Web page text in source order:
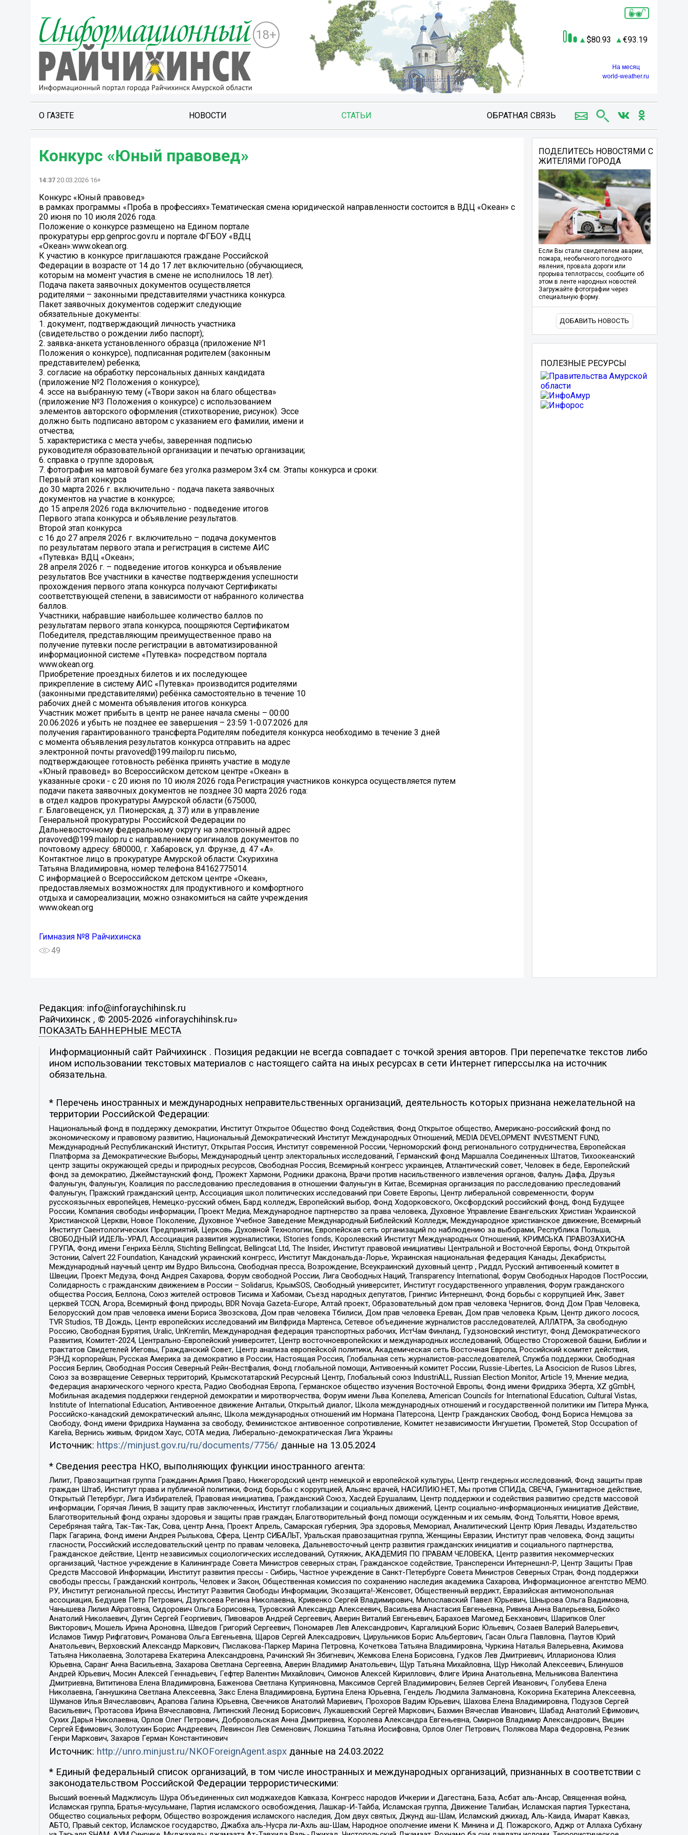
18+ 80.93 93.19
На месяц
world-weather.ru
О ГАЗЕТЕ НОВОСТИ СТАТЬИ ОБРАТНАЯ СВЯЗЬ
Конкурс «Юный правовед»
14:37 20.03.2026 16+
Конкурс «Юный правовед»
в рамках программы «Проба в профессиях».Тематическая смена юридической направленности состоится в ВДЦ «Океан» с
20 июня по 10 июля 2026 года.
Положение о конкурсе размещено на Едином портале
прокуратуры epp.genproc.gov.ru и портале ФГБОУ «ВДЦ
«Океан»:www.okean.org.
К участию в конкурсе приглашаются граждане Российской
Федерации в возрасте от 14 до 17 лет включительно (обучающиеся,
которым на момент участия в смене не исполнилось 18 лет).
Подача пакета заявочных документов осуществляется
родителями – законными представителями участника конкурса.
Пакет заявочных документов содержит следующие
обязательные документы:
1. документ, подтверждающий личность участника
(свидетельство о рождении либо паспорт);
2. заявка-анкета установленного образца (приложение №1
Положения о конкурсе), подписанная родителем (законным
представителем) ребенка;
3. согласие на обработку персональных данных кандидата
(приложение №2 Положения о конкурсе);
4. эссе на выбранную тему («Твори закон на благо общества»
(приложение №3 Положения о конкурсе) с использованием
элементов авторского оформления (стихотворение, рисунок). Эссе
должно быть подписано автором с указанием его фамилии, имени и
отчества;
5. характеристика с места учебы, заверенная подписью
руководителя образовательной организации и печатью организации;
6. справка о группе здоровья;
7. фотография на матовой бумаге без уголка размером 3х4 см. Этапы конкурса и сроки:
Первый этап конкурса
до 30 марта 2026 г. включительно - подача пакета заявочных
документов на участие в конкурсе;
до 15 апреля 2026 года включительно - подведение итогов
Первого этапа конкурса и объявление результатов.
Второй этап конкурса
с 16 до 27 апреля 2026 г. включительно – подача документов
по результатам первого этапа и регистрация в системе АИС
«Путевка» ВДЦ «Океан»;
28 апреля 2026 г. – подведение итогов конкурса и объявление
результатов Все участники в качестве подтверждения успешности
прохождения первого этапа конкурса получают Сертификаты
соответствующей степени, в зависимости от набранного количества
баллов.
Участники, набравшие наибольшее количество баллов по
результатам первого этапа конкурса, поощряются Сертификатом
Победителя, представляющим преимущественное право на
получение путевки после регистрации в автоматизированной
информационной системе «Путевка» посредством портала
www.okean.org.
Приобретение проездных билетов и их последующее
прикрепление в систему АИС «Путевка» производится родителями
(законными представителями) ребёнка самостоятельно в течение 10
рабочих дней с момента объявления итогов конкурса.
Участник может прибыть в центр не ранее начала смены – 00:00
20.06.2026 и убыть не позднее ее завершения – 23:59 1-0.07.2026 для
получения гарантированного трансферта.Родителям победителя конкурса необходимо в течение 3 дней
с момента объявления результатов конкурса отправить на адрес
электронной почты pravoved@199.mailop.ru письмо,
подтверждающее готовность ребёнка принять участие в модуле
«Юный правовед» во Всероссийском детском центре «Океан» в
указанные сроки - с 20 июня по 10 июля 2026 года.Регистрация участников конкурса осуществляется путем
подачи пакета заявочных документов не позднее 30 марта 2026 года:
в отдел кадров прокуратуры Амурской области (675000,
г. Благовещенск, ул. Пионерская, д. 37) или в управление
Генеральной прокуратуры Российской Федерации по
Дальневосточному федеральному округу на электронный адрес
pravoved@199.mailop.ru с направлением оригиналов документов по
почтовому адресу: 680000, г. Хабаровск, ул. Фрунзе, д. 47 «А».
Контактное лицо в прокуратуре Амурской области: Скурихина
Татьяна Владимировна, номер телефона 84162775014.
С информацией о Всероссийском детском центре «Океан»,
предоставляемых возможностях для продуктивного и комфортного
отдыха и самореализации, можно ознакомиться на сайте учреждения
www.okean.org
Гимназия №8 Райчихинска
49
ПОДЕЛИТЕСЬ НОВОСТЯМИ С
ЖИТЕЛЯМИ ГОРОДА
Если Вы стали свидетелем аварии,
пожара, необычного погодного
явления, провала дороги или
прорыва теплотрассы, сообщите об
этом в ленте народных новостей.
Загружайте фотографии через
специальную форму.
ДОБАВИТЬ НОВОСТЬ
ПОЛЕЗНЫЕ РЕСУРСЫ
Редакция: info@inforaychihinsk.ru
Райчихинск , © 2005-2026 «inforaychihinsk.ru»
ПОКАЗАТЬ БАННЕРНЫЕ МЕСТА
Информационный сайт Райчихинск . Позиция редакции не всегда совпадает с точкой зрения авторов. При перепечатке текстов либо
ином использовании текстовых материалов с настоящего сайта на иных ресурсах в сети Интернет гиперссылка на источник
обязательна.
* Перечень иностранных и международных неправительственных организаций, деятельность которых признана нежелательной на
территории Российской Федерации:
Национальный фонд в поддержку демократии, Институт Открытое Общество Фонд Содействия, Фонд Открытое общество, Американо-российский фонд по
экономическому и правовому развитию, Национальный Демократический Институт Международных Отношений, MEDIA DEVELOPMENT INVESTMENT FUND,
Международный Республиканский Институт, Открытая Россия, Институт современной России, Черноморский фонд регионального сотрудничества, Европейская
Платформа за Демократические Выборы, Международный центр электоральных исследований, Германский фонд Маршалла Соединенных Штатов, Тихоокеанский
центр защиты окружающей среды и природных ресурсов, Свободная Россия, Всемирный конгресс украинцев, Атлантический совет, Человек в беде, Европейский
фонд за демократию, Джеймстаунский фонд, Прожект Хармони, Родники дракона, Врачи против насильственного извлечения органов, Фалунь Дафа, Друзья
Фалуньгун, Фалуньгун, Коалиция по расследованию преследования в отношении Фалуньгун в Китае, Всемирная организация по расследованию преследований
Фалуньгун, Пражский гражданский центр, Ассоциация школ политических исследований при Совете Европы, Центр либеральной современности, Форум
русскоязычных европейцев, Немецко-русский обмен, Бард колледж, Европейский выбор, Фонд Ходорковского, Оксфордский российский фонд, Фонд Будущее
России, Компания свободы информации, Проект Медиа, Международное партнерство за права человека, Духовное Управление Евангельских Христиан Украинской
Христианской Церкви, Новое Поколение, Духовное Учебное Заведение Международный Библейский Колледж, Международное христианское движение, Всемирный
Институт Саентологических Предприятий, Церковь Духовной Технологии, Европейская сеть организаций по наблюдению за выборами, Республика Польша,
СВОБОДНЫЙ ИДЕЛЬ-УРАЛ, Ассоциация развития журналистики, IStories fonds, Королевский Институт Международных Отношений, КРИМСЬКА ПРАВОЗАХИСНА
ГРУПА, Фонд имени Генриха Бёлля, Stichting Bellingcat, Bellingcat Ltd, The Insider, Институт правовой инициативы Центральной и Восточной Европы, Фонд Открытой
Эстонии, Calvert 22 Foundation, Канадский украинский конгресс, Институт Макдональда-Лорье, Украинская национальная федерация Канады, Декабристы,
Международный научный центр им Вудро Вильсона, Свободная пресса, Возрождение, Всеукраинский духовный центр , Риддл, Русский антивоенный комитет в
Швеции, Проект Медуза, Фонд Андрея Сахарова, Форум свободной России, Лига Свободных Наций, Transparеncy International, Форум Свободных Народов ПостРоссии,
Солидарность с гражданским движением в России – Solidarus, КрымSOS, Свободный университет, Институт государственного управления, Форум гражданского
общества Россия, Беллона, Союз жителей островов Тисима и Хабомаи, Съезд народных депутатов, Гринпис Интернешнл, Фонд борьбы с коррупцией Инк, Завет
церквей TCCN, Агора, Всемирный фонд природы, BDR Novaja Gazeta-Europe, Алтай проект, Образовательный дом прав человека Чернигов, Фонд Дом Прав Человека,
Белорусский дом прав человека имени Бориса Звозскова, Дом прав человека Тбилиси, Дом прав человека Ереван, Дом прав человека Крым, Центр дикого лосося,
TVR Studios, ТВ Дождь, Центр европейских исследований им Вилфрида Мартенса, Сетевое объединение журналистов расследователей, АЛЛАТРА, За свободную
Россию, Свободная Бурятия, Uralic, UnKremlin, Международная федерация транспортных рабочих, ИстЧам Финланд, Гудзоновский институт, Фонд Демократического
Развития, Комитет-2024, Центрально-Европейский университет, Центр восточноевропейских и международных исследований, Общество Сторожевой башни, Библии и
трактатов Свидетелей Иеговы, Гражданский Совет, Центр анализа европейской политики, Академическая сеть Восточная Европа, Российский комитет действия,
РЭНД корпорейшн, Русская Америка за демократию в России, Настоящая Россия, Глобальная сеть журналистов-расследователей, Служба поддержки, Свободная
Россия Берлин, Свободная Россия Северный Рейн-Вестфалия, Фонд глобальной помощи, Антивоенный комитет России, Russie-Libertes, La Asocicion de Rusos Libres,
Союз за возвращение Северных территорий, Крымскотатарский Ресурсный Центр, Глобальный союз IndustriALL, Russian Election Monitor, Article 19, Мнение медиа,
Федерация анархического черного креста, Радио Свободная Европа, Германское общество изучения Восточной Европы, Фонд имени Фридриха Эберта, XZ gGmbH,
Мобильная академия поддержки гендерной демократии и миротворчества, Форум имени Льва Копелева, American Councils for International Education, Cultural Vistas,
Institute of International Education, Антивоенное движение Антальи, Открытый диалог, Школа международных отношений и государственной политики им Питера Мунка,
Российско-канадский демократический альянс, Школа международных отношений им Нормана Патерсона, Центр Гражданских Свобод, Фонд Бориса Немцова за
Свободу, Фонд имени Фридриха Науманна за свободу, Феминистское антивоенное сопротивление, Комитет независимости Ингушетии, Прометей, Stop Occupation of
Karelia, Вернись живым, Фридом Хаус, СОТА медиа, Либерально-демократическая Лига Украины
Источник: https://minjust.gov.ru/ru/documents/7756/ данные на 13.05.2024
* Сведения реестра НКО, выполняющих функции иностранного агента:
Лилит, Правозащитная группа Гражданин.Армия.Право, Нижегородский центр немецкой и европейской культуры, Центр гендерных исследований, Фонд защиты прав
граждан Штаб, Институт права и публичной политики, Фонд борьбы с коррупцией, Альянс врачей, НАСИЛИЮ.НЕТ, Мы против СПИДа, СВЕЧА, Гуманитарное действие,
Открытый Петербург, Лига Избирателей, Правовая инициатива, Гражданский Союз, Хасдей Ерушалаим, Центр поддержки и содействия развитию средств массовой
информации, Горячая Линия, В защиту прав заключенных, Институт глобализации и социальных движений, Центр социально-информационных инициатив Действие,
Благотворительный фонд охраны здоровья и защиты прав граждан, Благотворительный фонд помощи осужденным и их семьям, Фонд Тольятти, Новое время,
Серебряная тайга, Так-Так-Так, Сова, центр Анна, Проект Апрель, Самарская губерния, Эра здоровья, Мемориал, Аналитический Центр Юрия Левады, Издательство
Парк Гагарина, Фонд имени Андрея Рылькова, Сфера, Центр СИБАЛЬТ, Уральская правозащитная группа, Женщины Евразии, Институт прав человека, Фонд защиты
гласности, Российский исследовательский центр по правам человека, Дальневосточный центр развития гражданских инициатив и социального партнерства,
Гражданское действие, Центр независимых социологических исследований, Сутяжник, АКАДЕМИЯ ПО ПРАВАМ ЧЕЛОВЕКА, Центр развития некоммерческих
организаций, Частное учреждение в Калининграде Совета Министров северных стран, Гражданское содействие, Трансперенси Интернешнл-Р, Центр Защиты Прав
Средств Массовой Информации, Институт развития прессы - Сибирь, Частное учреждение в Санкт-Петербурге Совета Министров Северных Стран, Фонд поддержки
свободы прессы, Гражданский контроль, Человек и Закон, Общественная комиссия по сохранению наследия академика Сахарова, Информационное агентство МЕМО.
РУ, Институт региональной прессы, Институт Развития Свободы Информации, Экозащита!-Женсовет, Общественный вердикт, Евразийская антимонопольная
ассоциация, Бедушев Петр Петрович, Дзугкоева Регина Николаевна, Кривенко Сергей Владимирович, Милославский Павел Юрьевич, Шнырова Ольга Вадимовна,
Чанышева Лилия Айратовна, Сидорович Ольга Борисовна, Туровский Александр Алексеевич, Васильева Анастасия Евгеньевна, Ривина Анна Валерьевна, Бойко
Анатолий Николаевич, Дугин Сергей Георгиевич, Пивоваров Андрей Сергеевич, Аверин Виталий Евгеньевич, Барахоев Магомед Бекханович, Шарипков Олег
Викторович, Мошель Ирина Ароновна, Шведов Григорий Сергеевич, Пономарев Лев Александрович, Каргалицкий Борис Юльевич, Созаев Валерий Валерьевич,
Исламов Тимур Рифгатович, Романова Ольга Евгеньевна, Щаров Сергей Алексадрович, Цирульников Борис Альбертович, Гасан Ольга Павловна, Паутов Юрий
Анатольевич, Верховский Александр Маркович, Пислакова-Паркер Марина Петровна, Кочеткова Татьяна Владимировна, Чуркина Наталья Валерьевна, Акимова
Татьяна Николаевна, Золотарева Екатерина Александровна, Рачинский Ян Збигневич, Жемкова Елена Борисовна, Гудков Лев Дмитриевич, Илларионова Юлия
Юрьевна, Саранг Анна Васильевна, Захарова Светлана Сергеевна, Аверин Владимир Анатольевич, Щур Татьяна Михайловна, Щур Николай Алексеевич, Блинушов
Андрей Юрьевич, Мосин Алексей Геннадьевич, Гефтер Валентин Михайлович, Симонов Алексей Кириллович, Флиге Ирина Анатольевна, Мельникова Валентина
Дмитриевна, Вититинова Елена Владимировна, Баженова Светлана Куприяновна, Максимов Сергей Владимирович, Беляев Сергей Иванович, Голубева Елена
Николаевна, Ганнушкина Светлана Алексеевна, Закс Елена Владимировна, Буртина Елена Юрьевна, Гендель Людмила Залмановна, Кокорина Екатерина Алексеевна,
Шуманов Илья Вячеславович, Арапова Галина Юрьевна, Свечников Анатолий Мариевич, Прохоров Вадим Юрьевич, Шахова Елена Владимировна, Подузов Сергей
Васильевич, Протасова Ирина Вячеславовна, Литинский Леонид Борисович, Лукашевский Сергей Маркович, Бахмин Вячеслав Иванович, Шабад Анатолий Ефимович,
Сухих Дарья Николаевна, Орлов Олег Петрович, Добровольская Анна Дмитриевна, Королева Александра Евгеньевна, Смирнов Владимир Александрович, Вицин
Сергей Ефимович, Золотухин Борис Андреевич, Левинсон Лев Семенович, Локшина Татьяна Иосифовна, Орлов Олег Петрович, Полякова Мара Федоровна, Резник
Генри Маркович, Захаров Герман Константинович
Источник: http://unro.minjust.ru/NKOForeignAgent.aspxданные на 24.03.2022
* Единый федеральный список организаций, в том числе иностранных и международных организаций, признанных в соответствии с
законодательством Российской Федерации террористическими:
Высший военный Маджлисуль Шура Объединенных сил моджахедов Кавказа, Конгресс народов Ичкерии и Дагестана, База, Асбат аль-Ансар, Священная война,
Исламская группа, Братья-мусульмане, Партия исламского освобождения, Лашкар-И-Тайба, Исламская группа, Движение Талибан, Исламская партия Туркестана,
Общество социальных реформ, Общество возрождения исламского наследия, Дом двух святых, Джунд аш-Шам, Исламский джихад, Аль-Каида, Имарат Кавказ,
АБТО, Правый сектор, Исламское государство, Джабха аль-Нусра ли-Ахль аш-Шам, Народное ополчение имени К. Минина и Д. Пожарского, Аджр от Аллаха Субхану